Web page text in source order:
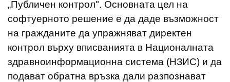
„Публичен контрол". Основната цел на
софтуерното решение е да даде възможност
на гражданите да упражняват директен
контрол върху вписванията в Националната
здравноинформационна система (НЗИС) и да
подават обратна връзка дали разпознават